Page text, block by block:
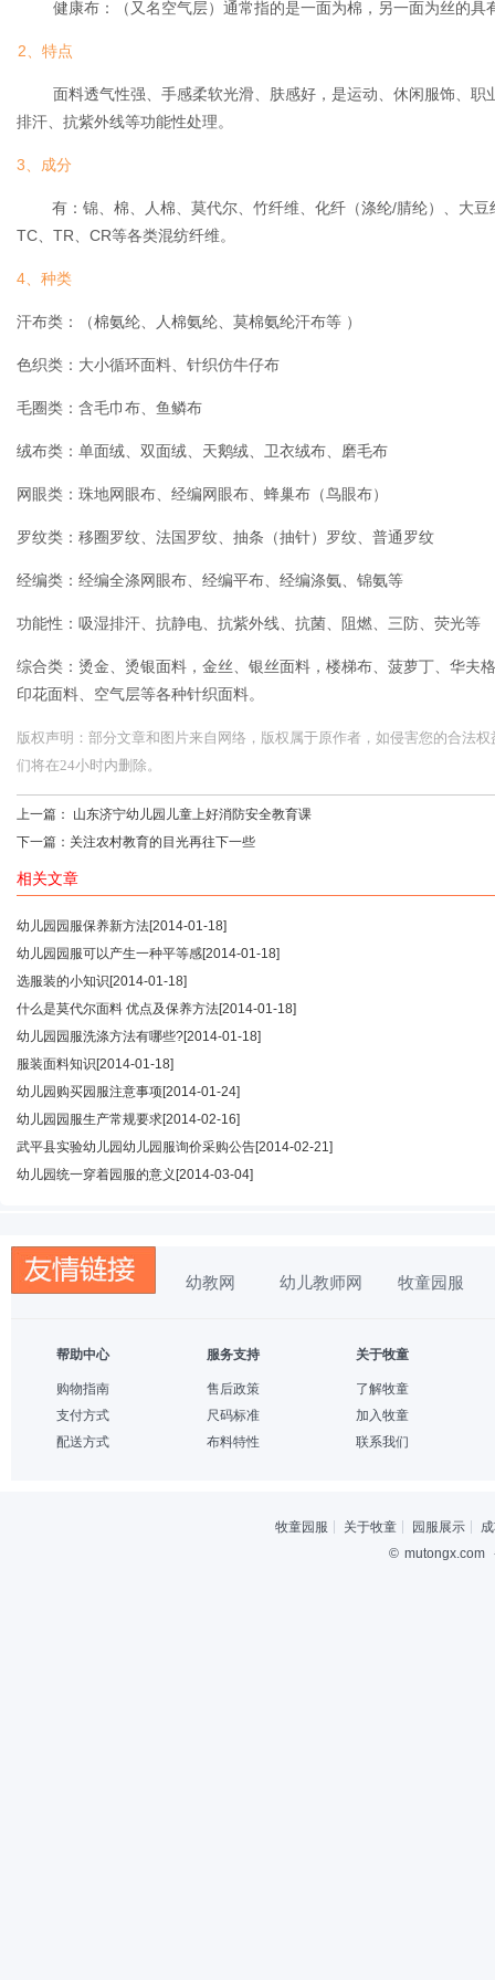
健康布：（又名空气层）通常指的是一面为棉，另一面为丝的具
2、特点
面料透气性强、手感柔软光滑、肤感好，是运动、休闲服饰、职
排汗、抗紫外线等功能性处理。
3、成分
有：锦、棉、人棉、莫代尔、竹纤维、化纤（涤纶/腈纶）、大豆
TC、TR、CR等各类混纺纤维。
4、种类
汗布类：（棉氨纶、人棉氨纶、莫棉氨纶汗布等 ）
色织类：大小循环面料、针织仿牛仔布
毛圈类：含毛巾布、鱼鳞布
绒布类：单面绒、双面绒、天鹅绒、卫衣绒布、磨毛布
网眼类：珠地网眼布、经编网眼布、蜂巢布（鸟眼布）
罗纹类：移圈罗纹、法国罗纹、抽条（抽针）罗纹、普通罗纹
经编类：经编全涤网眼布、经编平布、经编涤氨、锦氨等
功能性：吸湿排汗、抗静电、抗紫外线、抗菌、阻燃、三防、荧光等
综合类：烫金、烫银面料，金丝、银丝面料，楼梯布、菠萝丁、华夫
印花面料、空气层等各种针织面料。
版权声明：部分文章和图片来自网络，版权属于原作者，如侵害您的合法
们将在24小时内删除。
上一篇： 山东济宁幼儿园儿童上好消防安全教育课
下一篇： 关注农村教育的目光再往下一些
相关文章
幼儿园园服保养新方法[2014-01-18]
幼儿园园服可以产生一种平等感[2014-01-18]
选服装的小知识 [2014-01-18]
什么是莫代尔面料 优点及保养方法[2014-01-18]
幼儿园园服洗涤方法有哪些?[2014-01-18]
服装面料知识 [2014-01-18]
幼儿园购买园服注意事项 [2014-01-24]
幼儿园园服生产常规要求[2014-02-16]
武平县实验幼儿园幼儿园服询价采购公告[2014-02-21]
幼儿园统一穿着园服的意义 [2014-03-04]
幼教网 幼儿教师网 牧童园服
帮助中心
购物指南
支付方式
配送方式
服务支持
售后政策
尺码标准
布料特性
关于牧童
了解牧童
加入牧童
联系我们
牧童园服 关于牧童 园服展示
© mutongx.com